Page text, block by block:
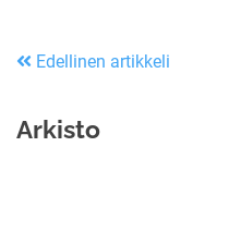
Edellinen artikkeli
Arkisto